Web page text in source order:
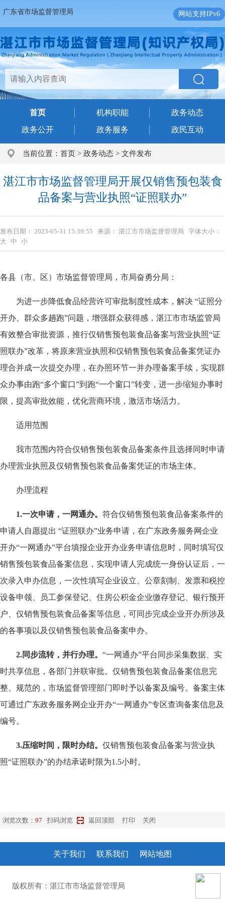
广东省市场监督管理局 网站支持IPv6
首页 机构职能
政务动态
政务公开
政务服务 政民互动
当前位置： 首页 > 政务动态 > 文件发布
湛江市市场监督管理局开展仅销售预包装食
品备案与营业执照“证照联办”
发布日期： 2023-05-31 15:39:55 来源： 湛江市市场监督管理局
字体大小：
大 中 小
各县（市、区）市场监督管理局，市局奋勇分局：
为进一步降低食品经营许可审批制度性成本，解决 “证照分
开办、群众多趟跑”问题，增强群众获得感，湛江市市场监管局
有效整合审批资源，推行仅销售预包装食品备案与营业执照“证
照联办”改革，将原来营业执照和仅销售预包装食品备案凭证办
理合并成一次提交办理，在办照环节一并办理备案手续，实现群
众办事由跑“多个窗口”到跑“一个窗口”转变，进一步缩短办事时
限，提高审批效能，优化营商环境，激活市场活力。
适用范围
我市范围内符合仅销售预包装食品备案条件且选择同时申请
办理营业执照及仅销售预包装食品备案凭证的市场主体。
办理流程
1.一次申请，一网通办。 符合仅销售预包装食品备案条件的
申请人自愿提出 “证照联办”业务申请，在广东政务服务网企业
开办“一网通办”平台填报企业开办业务申请信息时，同时填写仅
销售预包装食品备案信息，实现申请人完成统一身份认证后，一
次录入申办信息，一次性填写企业设立、公章刻制、发票和税控
设备申领、员工参保登记、住房公积金企业缴存登记、银行预开
户、仅销售预包装食品备案等信息，可同步完成企业开办所涉及
的各事项以及仅销售预包装食品备案申办。
2.同步流转，并行办理。 “一网通办”平台同步采集数据、实
时共享信息，各部门并联审批。仅销售预包装食品备案信息完
整、规范的，市场监督管理部门即时予以备案及编号。备案主体
可通过广东政务服务网企业开办“一网通办”专区查询备案信息及
编号。
3.压缩时间，限时办结。 仅销售预包装食品备案与营业执
照“证照联办”的办结承诺时限为1.5小时。
浏览次数： 97 扫码浏览 返回顶部 打印 关闭
关于我们 联系我们 网站地图
版权所有：湛江市市场监督管理局